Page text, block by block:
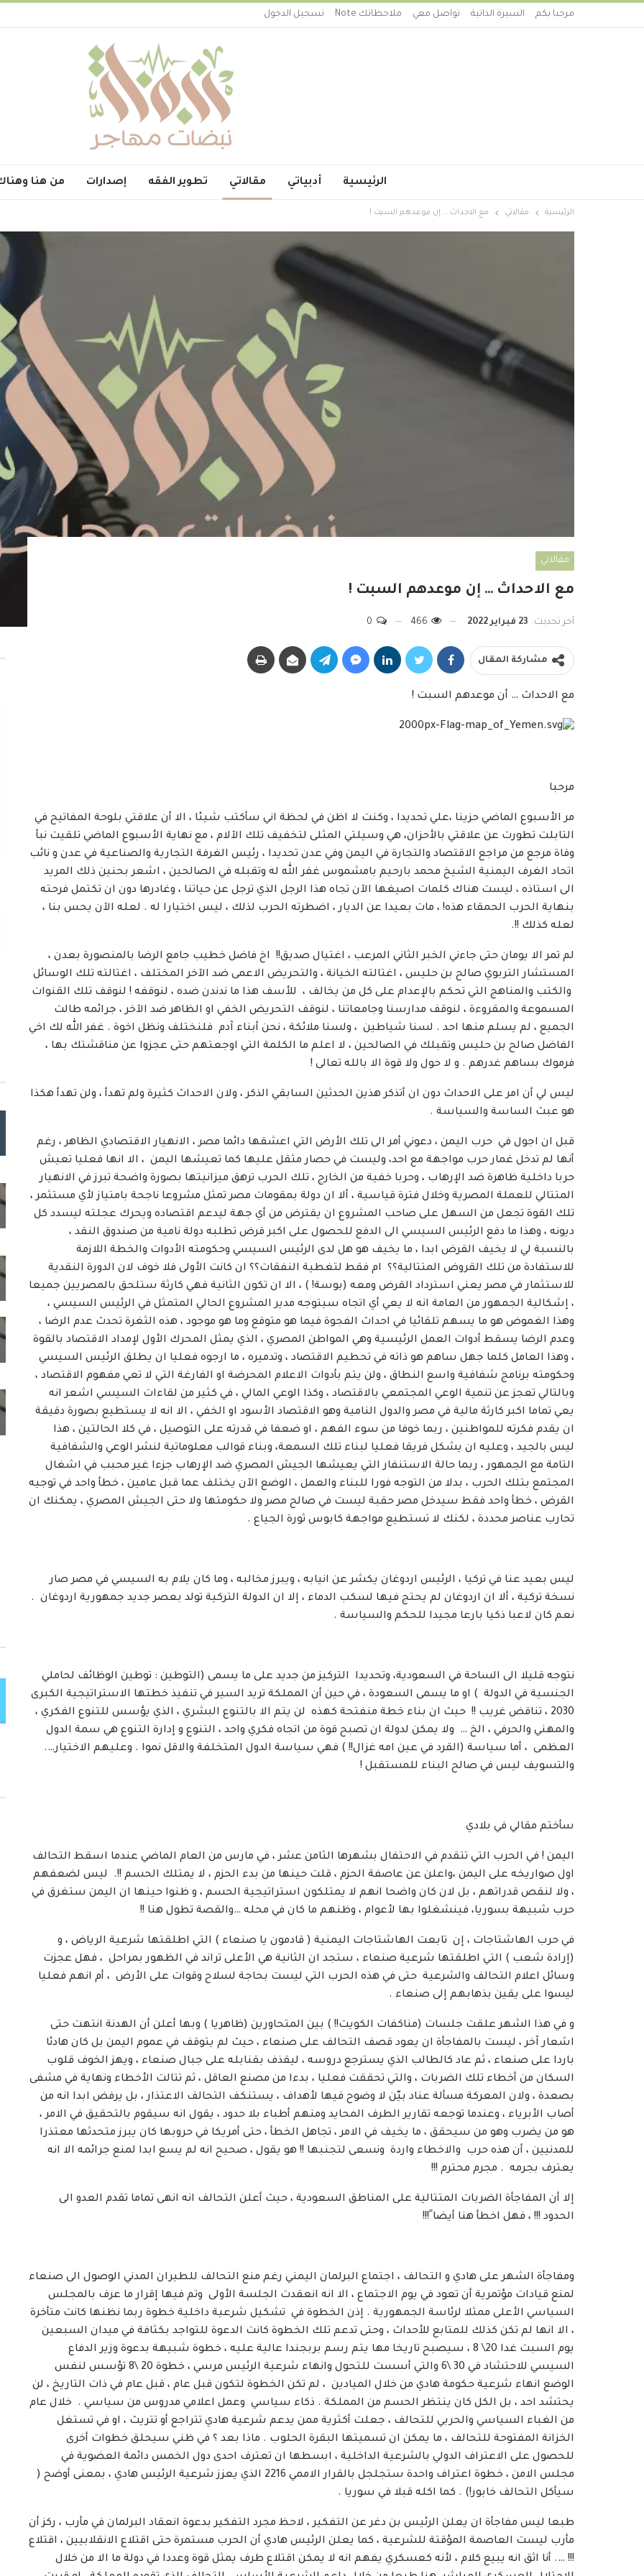
مرحبا بكم السيرة الذاتية تواصل معي ملاحظاتك Note تسجيل الدخول
الرئيسية أدبياتي مقالاتي تطوير الفقه إصدارات من هنا
الرئيسية مقالاتي مع الاحداث … إن موعدهم السبت !
مقالاتي
مع الاحداث … إن موعدهم السبت !
آخر تحديث: 23 فبراير 2022
مشاركة المقال
مع الاحداث … أن موعدهم السبت !
مرحبا
مر الأسبوع الماضي حزينا ،علي تحديدا ، وكنت لا اظن في لحظة اني سأكتب شيئا ، الا أن علاقتي بلوحة المفاتيح في
التابلت تطورت عن علاقتي بالأحزان، هي وسيلتي المثلى لتخفيف تلك الآلام ، مع نهاية الأسبوع الماضي تلقيت نبأ
وفاة مرجع من مراجع الاقتصاد والتجارة في اليمن وفي عدن تحديدا ، رئيس الغرفة التجارية والصناعية في عدن و نائب
اتحاد الغرف اليمنية الشيخ محمد بارحيم بامشموس غفر الله له وتقبله في الصالحين ، اشعر بحنين ذلك المريد
الى استاذه ، ليست هناك كلمات اصيغها الآن تجاه هذا الرجل الذي ترجل عن حياتنا ، وغادرها دون ان تكتمل فرحته
بنهاية الحرب الحمقاء هذه! ، مات بعيدا عن الديار ، اضطرته الحرب لذلك ، ليس اختيارا له . لعله الآن يحس بنا ،
لعله كذلك !!.
لم تمر الا يومان حتى جاءني الخبر الثاني المرعب ، اغتيال صديق!! اخ فاضل خطيب جامع الرضا بالمنصورة بعدن ،
المستشار التربوي صالح بن حليس ، اغتالته الخيانة ، والتحريض الاعمى ضد الآخر المختلف ، اغتالته تلك الوسائل
والكتب والمناهج التي تحكم بالإعدام على كل من يخالف ، للأسف هذا ما ندندن ضده ، لنوقفه ! لنوقف تلك القنوات
المسموعة والمقروءة ، لنوقف مدارسنا وجامعاتنا ، لنوقف التحريض الخفي او الظاهر ضد الآخر ، جرائمه طالت
الجميع ، لم يسلم منها احد . لسنا شياطين ، ولسنا ملائكة ، نحن أبناء آدم فلنختلف ونظل اخوة . غفر الله لك اخي
الفاضل صالح بن حليس وتقبلك في الصالحين ، لا اعلم ما الكلمة التي اوجعتهم حتى عجزوا عن مناقشتك بها ،
فرموك بساهم غدرهم . و لا حول ولا قوة الا بالله تعالى !
ليس لي أن امر على الاحداث دون ان أتذكر هذين الحدثين السابقي الذكر ، ولان الاحداث كثيرة ولم تهدأ ، ولن تهدأ هكذا
هو عبث الساسة والسياسة .
قبل ان اجول في حرب اليمن ، دعوني أمر الى تلك الأرض التي اعشقها دائما مصر ، الانهيار الاقتصادي الظاهر ، رغم
أنها لم تدخل غمار حرب مواجهة مع احد، وليست في حصار مثقل عليها كما تعيشها اليمن ، الا انها فعليا تعيش
حربا داخلية ظاهرة ضد الإرهاب ، وحربا خفية من الخارج ، تلك الحرب ترهق ميزانيتها بصورة واضحة تبرز في الانهيار
المتتالي للعملة المصرية وخلال فترة قياسية ، ألا ان دولة بمقومات مصر تمثل مشروعا ناجحة بامتياز لأي مستثمر ،
تلك القوة تجعل من السهل على صاحب المشروع ان يقترض من أي جهة ليدعم اقتصاده ويحرك عجلته ليسدد كل
ديونه ، وهذا ما دفع الرئيس السيسي الى الدفع للحصول على اكبر قرض تطلبه دولة نامية من صندوق النقد ،
بالنسبة لي لا يخيف القرض ابدا ، ما يخيف هو هل لدى الرئيس السيسي وحكومته الأدوات والخطة اللازمة
للاستفادة من تلك القروض المتتالية؟؟ ام فقط لتغطية النفقات؟؟ ان كانت الأولى فلا خوف لان الدورة النقدية
للاستثمار في مصر يعني استرداد القرض ومعه (بوسة! ) ، الا ان تكون الثانية فهي كارثة ستلحق بالمصريين جميعا
، إشكالية الجمهور من العامة انه لا يعي أي اتجاه سيتوجه مدير المشروع الحالي المتمثل في الرئيس السيسي ،
وهذا الغموض هو ما يسهم تلقائيا في احداث الفجوة فيما هو متوقع وما هو موجود ، هذه الثغرة تحدث عدم الرضا ،
وعدم الرضا يسقط أدوات العمل الرئيسية وهي المواطن المصري ، الذي يمثل المحرك الأول لإمداد الاقتصاد بالقوة
، وهذا العامل كلما جهل ساهم هو ذاته في تحطيم الاقتصاد ، وتدميره ، ما ارجوه فعليا ان يطلق الرئيس السيسي
وحكومته برنامج شفافية واسع النطاق ، ولن يتم بأدوات الاعلام المحرضة او الفارغة التي لا تعي مفهوم الاقتصاد ،
وبالتالي تعجز عن تنمية الوعي المجتمعي بالاقتصاد ، وكذا الوعي المالي ، في كثير من لقاءات السيسي اشعر انه
يعي تماما اكبر كارثة مالية في مصر والدول النامية وهو الاقتصاد الأسود او الخفي ، الا انه لا يستطيع بصورة دقيقة
ان يقدم فكرته للمواطنين ، ربما خوفا من سوء الفهم ، او ضعفا في قدرته على التوصيل ، في كلا الحالتين ، هذا
ليس بالجيد ، وعليه ان يشكل فريقا فعليا لبناء تلك السمعة، وبناء قوالب معلوماتية لنشر الوعي والشفافية
التامة مع الجمهور ، ربما حالة الاستنفار التي يعيشها الجيش المصري ضد الإرهاب جزءا غير محبب في اشغال
المجتمع بتلك الحرب ، بدلا من التوجه فورا للبناء والعمل ، الوضع الآن يختلف عما قبل عامين ، خطأ واحد في توجيه
القرض ، خطأ واحد فقط سيدخل مصر حقبة ليست في صالح مصر ولا حكومتها ولا حتى الجيش المصري ، يمكنك ان
تحارب عناصر محددة ، لكنك لا تستطيع مواجهة كابوس ثورة الجياع .
ليس بعيد عنا في تركيا ، الرئيس اردوغان يكشر عن انيابه ، ويبرز مخالبه ، وما كان يلام به السيسي في مصر صار
نسخة تركية ، ألا ان اردوغان لم يحتج فيها لسكب الدماء ، إلا ان الدولة التركية تولد بعصر جديد جمهورية اردوغان .
نعم كان لاعبا ذكيا بارعا مجيدا للحكم والسياسة .
نتوجه قليلا الى الساحة في السعودية، وتحديدا التركيز من جديد على ما يسمى (التوطين : توطين الوظائف لحاملي
الجنسية في الدولة ) او ما يسمى السعودة ، في حين أن المملكة تريد السير في تنفيذ خطتها الاستراتيجية الكبرى
2030 ، تناقض غريب !! حيث ان بناء خطة منفتحة كهذه لن يتم الا بالتنوع البشري ، الذي يؤسس للتنوع الفكري ،
والمهني والحرفي ، الخ … ولا يمكن لدولة ان تصبح قوة من اتجاه فكري واحد ، التنوع و إدارة التنوع هي سمة الدول
العظمى ، أما سياسة (القرد في عين امه غزال!! ) فهي سياسة الدول المتخلفة والاقل نموا . وعليهم الاختيار….
والتسويف ليس في صالح البناء للمستقبل !
سأختم مقالي في بلادي
اليمن ! في الحرب التي تتقدم في الاحتفال بشهرها الثامن عشر ، في مارس من العام الماضي عندما اسقط التحالف
اول صواريخه على اليمن ،واعلن عن عاصفة الحزم ، قلت حينها من بدء الحزم ، لا يمتلك الحسم !!. ليس لضعفهم
، ولا لنقص قدراتهم ، بل لان كان واضحا انهم لا يمتلكون استراتيجية الحسم ، و ظنوا حينها ان اليمن ستغرق في
حرب شبيهة بسوريا، فينشغلوا بها لأعوام ، وظنهم ما كان في محله …والقصة تطول هنا !!
في حرب الهاشتاجات ، إن تابعت الهاشتاجات اليمنية ( قادمون يا صنعاء ) التي اطلقتها شرعية الرياض ، و
(إرادة شعب ) التي اطلقتها شرعية صنعاء ، ستجد ان الثانية هي الأعلى تراند في الظهور بمراحل ، فهل عجزت
وسائل اعلام التحالف والشرعية حتى في هذه الحرب التي ليست بحاجة لسلاح وقوات على الأرض ، أم انهم فعليا
ليسوا على يقين بذهابهم إلى صنعاء .
و في هذا الشهر علقت جلسات (مناكفات الكويت!! ) بين المتحاورين (ظاهريا ) وبها أعلن أن الهدنة انتهت حتى
اشعار آخر ، ليست بالمفاجأة ان يعود قصف التحالف على صنعاء ، حيث لم يتوقف في عموم اليمن بل كان هادئا
باردا على صنعاء ، ثم عاد كالطالب الذي يسترجع دروسه ، ليقذف بقنابله على جبال صنعاء ، ويهز الخوف قلوب
السكان من أخطاء تلك الضربات ، والتي تحققت فعليا ، بدءا من مصنع العاقل ، ثم تتالت الأخطاء ونهاية في مشفى
بصعدة ، ولان المعركة مسألة عناد بيّن لا وضوح فيها لأهداف ، يستنكف التحالف الاعتذار ، بل يرفض ابدا انه من
أصاب الأبرياء ، وعندما توجعه تقارير الطرف المحايد ومنهم أطباء بلا حدود ، يقول انه سيقوم بالتحقيق في الامر ،
هو من يضرب وهو من سيحقق ، ما يخيف في الامر ، تجاهل الخطأ ، حتى أمريكا في حروبها كان يبرز متحدثها معتذرا
للمدنيين ، أن هذه حرب والاخطاء واردة ونسعى لتجنبها !! هو يقول ، صحيح انه لم يسع ابدا لمنع جرائمه الا انه
يعترف بجرمه . مجرم محترم !!!
إلا أن المفاجأة الضربات المتتالية على المناطق السعودية ، حيث أعلن التحالف انه انهى تماما تقدم العدو الى
الحدود !!! ، فهل اخطأ هنا أيضا ً!!!
ومفاجأة الشهر على هادي و التحالف ، اجتماع البرلمان اليمني رغم منع التحالف للطيران المدني الوصول الى صنعاء
لمنع قيادات مؤتمرية أن تعود في يوم الاجتماع ، الا انه انعقدت الجلسة الأولى وتم فيها إقرار ما عرف بالمجلس
السياسي الأعلى ممثلا لرئاسة الجمهورية . إذن الخطوة في تشكيل شرعية داخلية خطوة ربما نظنها كانت متأخرة
، الا انها لم تكن كذلك للمتابع للأحداث ، وحتى تدعم تلك الخطوة كانت الدعوة للتواجد بكثافة في ميدان السبعين
يوم السبت غدا 20\ 8 ، سيصبح تاريخا مها يتم رسم بربجندا عالية عليه ، خطوة شبيهة بدعوة وزير الدفاع
السيسي للاحتشاد في 30 \6 والتي أسست للتحول وانهاء شرعية الرئيس مرسي ، خطوة 20 \8 تؤسس لنفس
الوضع انهاء شرعية حكومة هادي من خلال الميادين ، لم تكن الخطوة لتكون قبل عام ، قبل عام في ذات التاريخ ، لن
يحتشد احد ، بل الكل كان ينتظر الحسم من المملكة . ذكاء سياسي وعمل اعلامي مدروس من سياسي . خلال عام
من الغباء السياسي والحربي للتحالف ، جعلت أكثرية ممن يدعم شرعية هادي تتراجع أو تتريث ، او في تستغل
الخزانة المفتوحة للتحالف ، ما يمكن ان تسميتها البقرة الحلوب . ماذا بعد ؟ في ظني سيحلق خطوات أخرى
للحصول على الاعتراف الدولي بالشرعية الداخلية ، ابسطها ان تعترف احدى دول الخمس دائمة العضوية في
مجلس الامن ، خطوة اعتراف واحدة ستجلجل بالقرار الاممي 2216 الذي يعزز شرعية الرئيس هادي ، بمعنى أوضح (
سيأكل التحالف خابور!) . كما اكله قبلا في سوريا .
طبعا ليس مفاجأة ان يعلن الرئيس بن دغر عن التفكير ، لاحظ مجرد التفكير بدعوة انعقاد البرلمان في مأرب ، ركز أن
مأرب ليست العاصمة المؤقتة للشرعية ، كما يعلن الرئيس هادي أن الحرب مستمرة حتى اقتلاع الانقلابيين ، اقتلاع
!!! …. أنا اثق انه يبيع كلام ، لأنه كعسكري يفهم انه لا يمكن اقتلاع طرف يمثل قوة وعددا في دولة ما الا من خلال